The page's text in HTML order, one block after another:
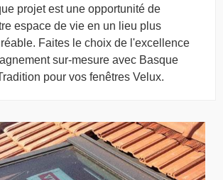
projet est une opportunité de
espace de vie en un lieu plus
Faites le choix de l'excellence
sur-mesure avec Basque
pour vos fenêtres Velux.